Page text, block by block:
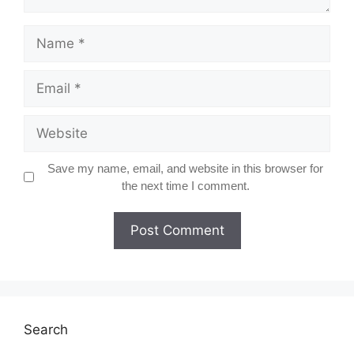
Save my name, email, and website in this browser for
the next time I comment.
Search